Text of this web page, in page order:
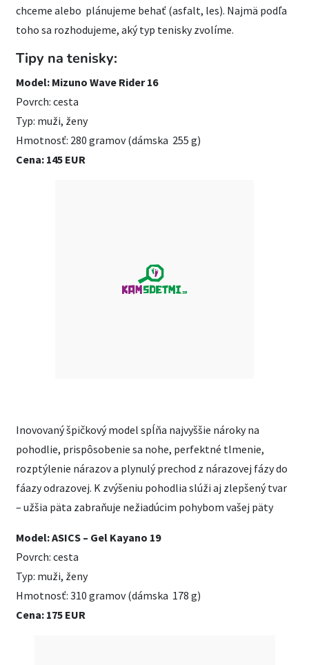
chceme alebo plánujeme behať (asfalt, les). Najmä podľa
toho sa rozhodujeme, aký typ tenisky zvolíme.
Tipy na tenisky:
Model: Mizuno Wave Rider 16
Povrch: cesta
Typ: muži, ženy
Hmotnosť: 280 gramov (dámska 255 g)
Cena: 145 EUR
Inovovaný špičkový model spĺňa najvyššie nároky na
pohodlie, prispôsobenie sa nohe, perfektné tlmenie,
rozptýlenie nárazov a plynulý prechod z nárazovej fázy do
fáazy odrazovej. K zvýšeniu pohodlia slúži aj zlepšený tvar
– užšia päta zabraňuje nežiadúcim pohybom vašej päty
Model: ASICS – Gel Kayano 19
Povrch: cesta
Typ: muži, ženy
Hmotnosť: 310 gramov (dámska 178 g)
Cena: 175 EUR